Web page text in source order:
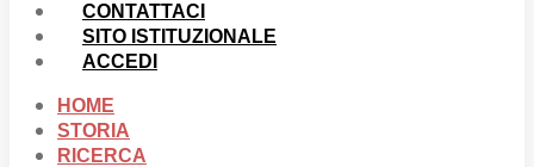
CONTATTACI
SITO ISTITUZIONALE
ACCEDI
HOME
STORIA
RICERCA